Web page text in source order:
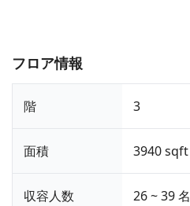
フロア情報
階 3
面積 3940 sqft
収容人数 26 ~ 39 名